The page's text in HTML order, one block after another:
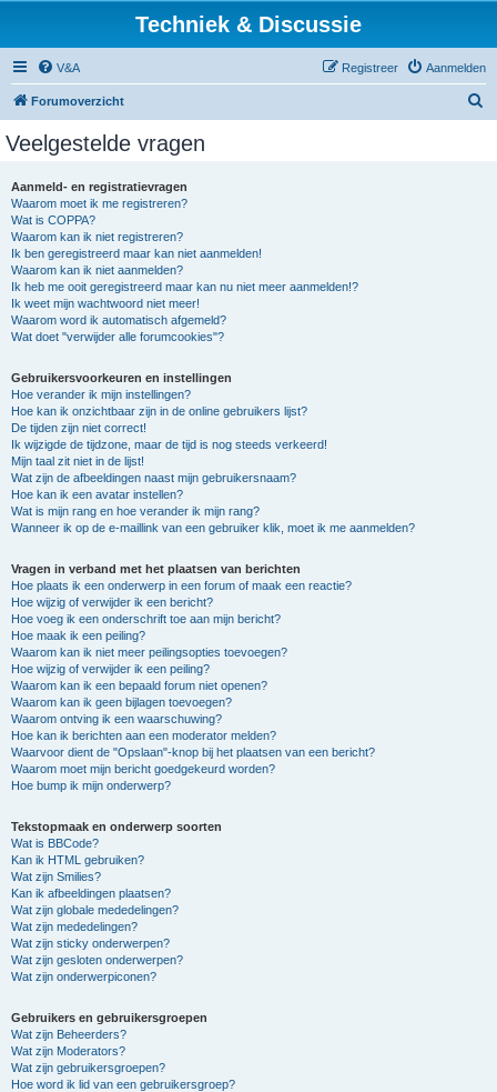
Techniek & Discussie
V&A Aanmelden
Registreer
Forumoverzicht
Veelgestelde vragen
Aanmeld- en registratievragen
Waarom moet ik me registreren?
Wat is COPPA?
Waarom kan ik niet registreren?
Ik ben geregistreerd maar kan niet aanmelden!
Waarom kan ik niet aanmelden?
Ik heb me ooit geregistreerd maar kan nu niet meer aanmelden!?
Ik weet mijn wachtwoord niet meer!
Waarom word ik automatisch afgemeld?
Wat doet "verwijder alle forumcookies"?
Gebruikersvoorkeuren en instellingen
Hoe verander ik mijn instellingen?
Hoe kan ik onzichtbaar zijn in de online gebruikers lijst?
De tijden zijn niet correct!
Ik wijzigde de tijdzone, maar de tijd is nog steeds verkeerd!
Mijn taal zit niet in de lijst!
Wat zijn de afbeeldingen naast mijn gebruikersnaam?
Hoe kan ik een avatar instellen?
Wat is mijn rang en hoe verander ik mijn rang?
Wanneer ik op de e-maillink van een gebruiker klik, moet ik me aanmelden?
Vragen in verband met het plaatsen van berichten
Hoe plaats ik een onderwerp in een forum of maak een reactie?
Hoe wijzig of verwijder ik een bericht?
Hoe voeg ik een onderschrift toe aan mijn bericht?
Hoe maak ik een peiling?
Waarom kan ik niet meer peilingsopties toevoegen?
Hoe wijzig of verwijder ik een peiling?
Waarom kan ik een bepaald forum niet openen?
Waarom kan ik geen bijlagen toevoegen?
Waarom ontving ik een waarschuwing?
Hoe kan ik berichten aan een moderator melden?
Waarvoor dient de "Opslaan"-knop bij het plaatsen van een bericht?
Waarom moet mijn bericht goedgekeurd worden?
Hoe bump ik mijn onderwerp?
Tekstopmaak en onderwerp soorten
Wat is BBCode?
Kan ik HTML gebruiken?
Wat zijn Smilies?
Kan ik afbeeldingen plaatsen?
Wat zijn globale mededelingen?
Wat zijn mededelingen?
Wat zijn sticky onderwerpen?
Wat zijn gesloten onderwerpen?
Wat zijn onderwerpiconen?
Gebruikers en gebruikersgroepen
Wat zijn Beheerders?
Wat zijn Moderators?
Wat zijn gebruikersgroepen?
Hoe word ik lid van een gebruikersgroep?